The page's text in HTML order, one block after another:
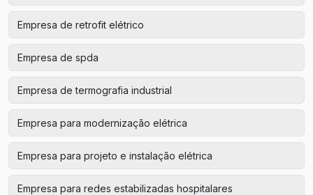
Empresa de retrofit elétrico
Empresa de spda
Empresa de termografia industrial
Empresa para modernização elétrica
Empresa para projeto e instalação elétrica
Empresa para redes estabilizadas hospitalares